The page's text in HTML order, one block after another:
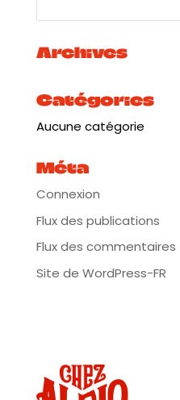
Archives
Catégories
Aucune catégorie
Méta
Connexion
Flux des publications
Flux des commentaires
Site de WordPress-FR